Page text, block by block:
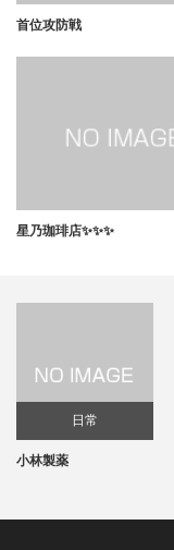
首位攻防戦
星乃珈琲店✨✨✨
日常
小林製薬